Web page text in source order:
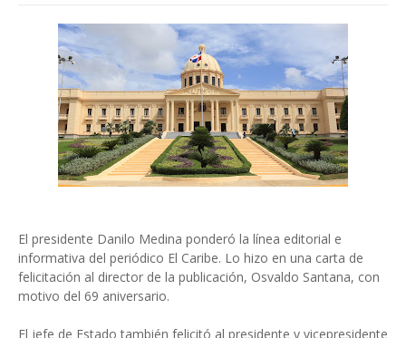
El presidente Danilo Medina ponderó la línea editorial e
informativa del periódico El Caribe. Lo hizo en una carta de
felicitación al director de la publicación, Osvaldo Santana, con
motivo del 69 aniversario.
El jefe de Estado también felicitó al presidente y vicepresidente